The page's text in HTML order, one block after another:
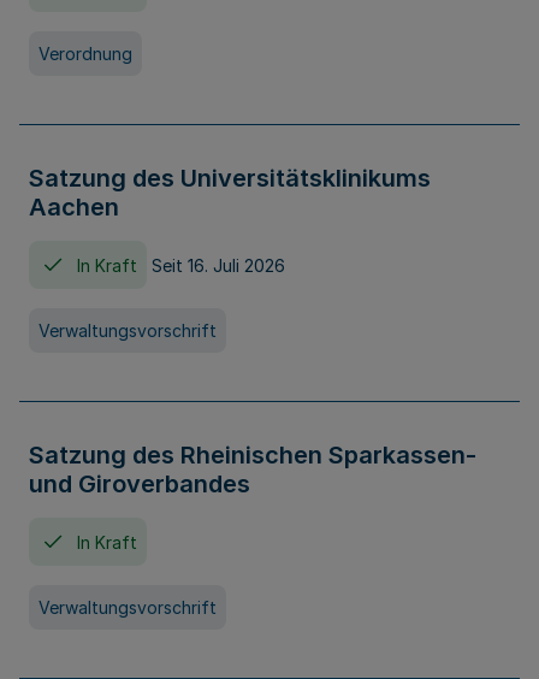
Verordnung
Satzung des Universitätsklinikums
Aachen
In Kraft Seit 16. Juli 2026
Verwaltungsvorschrift
Satzung des Rheinischen Sparkassen-
und Giroverbandes
In Kraft
Verwaltungsvorschrift